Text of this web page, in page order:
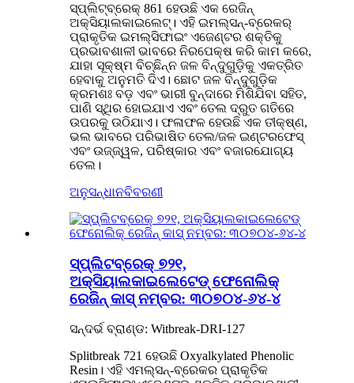
ସ୍ପ୍ଲିଟ୍‌ବ୍ରେକ୍ 861 ହେଉଛି ଏକ ରେଜିନ୍
ଅକ୍ସିୟାଲକାଇଲେଟ୍। ଏହି ଇମଲ୍ସନ୍-ବ୍ରେକର୍
ପ୍ରାକୃତିକ ଇମଲ୍ସିଫାଇଂ ଏଜେଣ୍ଟର ଶକ୍ତିକୁ
ପ୍ରଭାବଶାଳୀ ଭାବରେ ନିରପେକ୍ଷ କରି କାମ କରେ,
ଯାହା ସୂକ୍ଷ୍ମ ବିଚ୍ଛିନ୍ନ ଜଳ ବିନ୍ଦୁଗୁଡ଼ିକୁ ଏକତ୍ରିତ
ହେବାକୁ ଅନୁମତି ଦିଏ। ଛୋଟ ଜଳ ବିନ୍ଦୁଗୁଡ଼ିକ
କ୍ରମଶଃ ବଡ଼ ଏବଂ ଭାରୀ ବୁନ୍ଦାରେ ମିଶିଯିବା ସହିତ,
ପାଣି ସ୍ଥିର ହୋଇଯାଏ ଏବଂ ତେଲ ଦ୍ରୁତ ଗତିରେ
ଉପରକୁ ଉଠିଯାଏ। ଫଳାଫଳ ହେଉଛି ଏକ ତୀକ୍ଷ୍ଣ,
ଭଲ ଭାବରେ ପରିଭାଷିତ ତେଲ/ଜଳ ଇଣ୍ଟରଫେସ୍
ଏବଂ ଉଜ୍ଜ୍ୱଳ, ପରିଷ୍କାର ଏବଂ ବଜାରଯୋଗ୍ୟ
ତେଲ।
ଅନୁସନ୍ଧାନବିବରଣୀ
ସ୍ପ୍ଲିଟବ୍ରେକ୍ ୭୨୧,
ଅକ୍ସିୟାଲକାଇଲେଟେଡ୍ ଫେନୋଲିକ୍
ରେଜିନ୍ କାସ୍ ନମ୍ବର: ୩୦୭୦୪-୬୪-୪
ସନ୍ଦର୍ଭ ବ୍ରାଣ୍ଡ: Witbreak-DRI-127
Splitbreak 721 ହେଉଛି Oxyalkylated Phenolic
Resin। ଏହି ଏମଲ୍ସନ୍-ବ୍ରେକର ପ୍ରାକୃତିକ